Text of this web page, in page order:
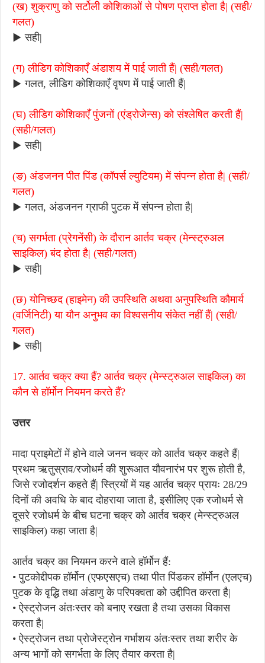
(ख) शुक्राणु को सर्टोली कोशिकाओं से पोषण प्राप्त होता है| (सही/
गलत)
▶ सही|
(ग) लीडिग कोशिकाएँ अंडाशय में पाई जाती हैं| (सही/गलत)
▶ गलत, लीडिग कोशिकाएँ वृषण में पाई जाती हैं|
(घ) लीडिग कोशिकाएँ पुंजनों (एंड्रोजेन्स) को संश्लेषित करती हैं|
(सही/गलत)
▶ सही|
(ङ) अंडजनन पीत पिंड (कॉपर्स ल्युटियम) में संपन्न होता है| (सही/
गलत)
▶ गलत, अंडजनन ग्राफी पुटक में संपन्न होता है|
(च) सगर्भता (प्रेगनेंसी) के दौरान आर्तव चक्र (मेन्स्ट्रुअल
साइकिल) बंद होता है| (सही/गलत)
▶ सही|
(छ) योनिच्छद (हाइमेन) की उपस्थिति अथवा अनुपस्थिति कौमार्य
(वर्जिनिटी) या यौन अनुभव का विश्वसनीय संकेत नहीं हैं| (सही/
गलत)
▶ सही|
17. आर्तव चक्र क्या हैं? आर्तव चक्र (मेन्स्ट्रुअल साइकिल) का
कौन से हॉर्मोन नियमन करते हैं?
उत्तर
मादा प्राइमेटों में होने वाले जनन चक्र को आर्तव चक्र कहते हैं|
प्रथम ऋतुस्राव/रजोधर्म की शुरूआत यौवनारंभ पर शुरू होती है,
जिसे रजोदर्शन कहते हैं| स्त्रियों में यह आर्तव चक्र प्रायः 28/29
दिनों की अवधि के बाद दोहराया जाता है, इसीलिए एक रजोधर्म से
दूसरे रजोधर्म के बीच घटना चक्र को आर्तव चक्र (मेन्स्ट्रुअल
साइकिल) कहा जाता है|
आर्तव चक्र का नियमन करने वाले हॉर्मोन हैं:
• पुटकोद्दीपक हॉर्मोन (एफएसएच) तथा पीत पिंडकर हॉर्मोन (एलएच)
पुटक के वृद्धि तथा अंडाणु के परिपक्वता को उद्दीपित करता है|
• ऐस्ट्रोजन अंतःस्तर को बनाए रखता है तथा उसका विकास
करता है|
• ऐस्ट्रोजन तथा प्रोजेस्ट्रोन गर्भाशय अंतःस्तर तथा शरीर के
अन्य भागों को सगर्भता के लिए तैयार करता है|